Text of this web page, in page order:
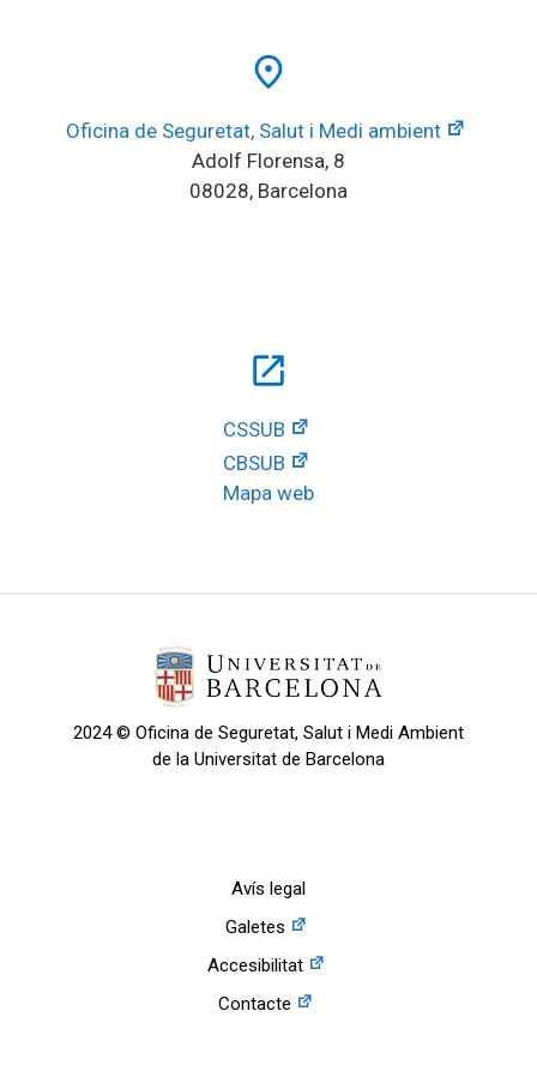
place
Oficina de Seguretat, Salut i Medi ambient
Adolf Florensa, 8
08028, Barcelona
open_in_new
CSSUB
CBSUB
Mapa web
2024 © Oficina de Seguretat, Salut i Medi Ambient
de la Universitat de Barcelona
Avís legal
Galetes
Accesibilitat
Contacte